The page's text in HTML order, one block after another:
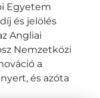
Egyetem
és jelölés
Angliai
Nemzetközi
a
és azóta